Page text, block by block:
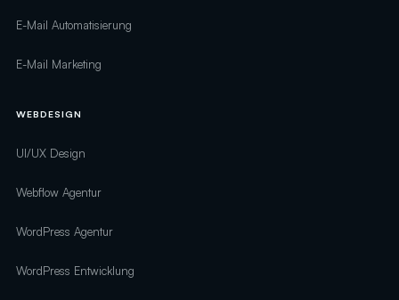
E-Mail Automatisierung
E-Mail Marketing
WEBDESIGN
UI/UX Design
Webflow Agentur
WordPress Agentur
WordPress Entwicklung